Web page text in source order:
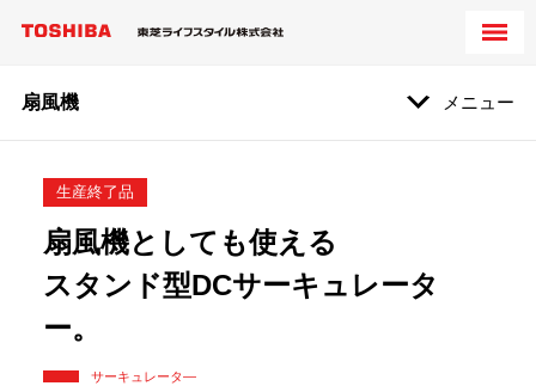
扇風機 メニュー
生産終了品
扇風機としても使える
スタンド型DCサーキュレータ
ー。
サーキュレータ―